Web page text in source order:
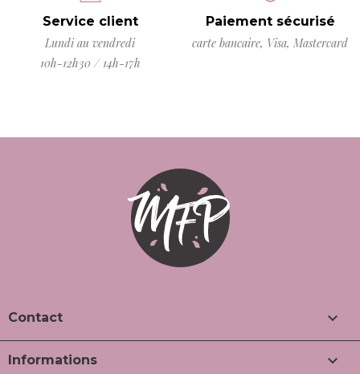
Service client
Lundi au vendredi
10h-12h30 / 14h-17h
Paiement sécurisé
carte bancaire, Visa, Mastercard
Contact 
Informations 